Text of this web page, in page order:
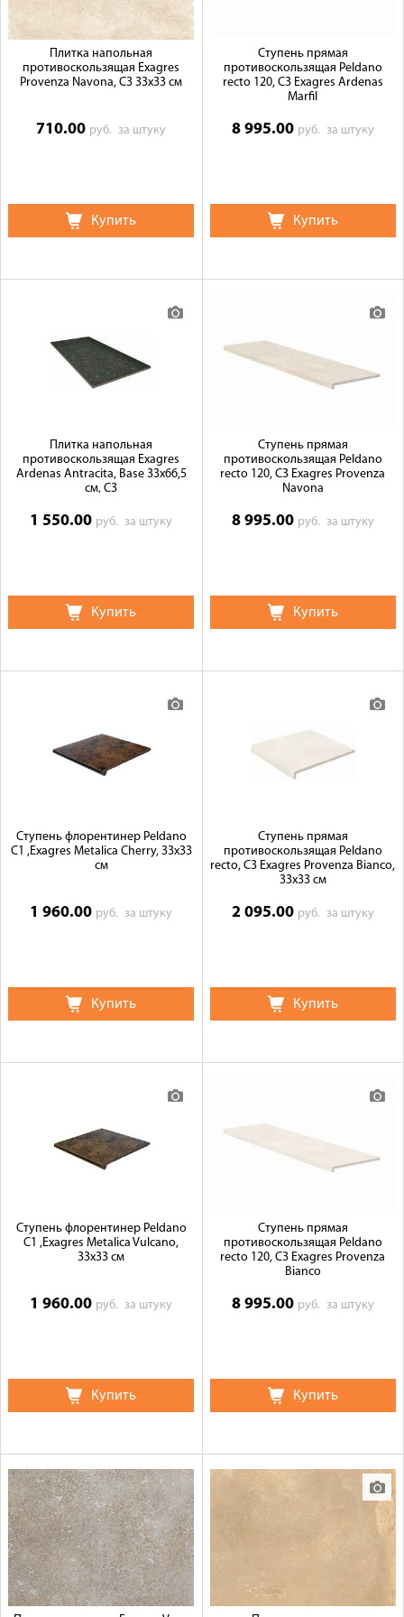
Плитка напольная
противоскользящая Exagres
Provenza Navona, C3 33x33 см
710.00 руб.за штуку
Купить
Ступень прямая
противоскользящая Peldano
recto 120, C3 Exagres Ardenas
Marfil
8 995.00 руб. за штуку
Купить
Плитка напольная
противоскользящая Exagres
Ardenas Antracita, Base 33x66,5
см, C3
1 550.00 руб.за штуку
Купить
Ступень прямая
противоскользящая Peldano
recto 120, C3 Exagres Provenza
Navona
8 995.00 руб. за штуку
Купить
Ступень флорентинер Peldano
C1 ,Exagres Metalica Cherry, 33x33
см
1 960.00 руб.за штуку
Купить
Ступень прямая
противоскользящая Peldano
recto, C3 Exagres Provenza Bianco,
33x33 см
2 095.00 руб. за штуку
Купить
Ступень флорентинер Peldano
C1 ,Exagres Metalica Vulcano,
33x33 см
1 960.00 руб.за штуку
Купить
Ступень прямая
противоскользящая Peldano
recto 120, C3 Exagres Provenza
Bianco
8 995.00 руб. за штуку
Купить